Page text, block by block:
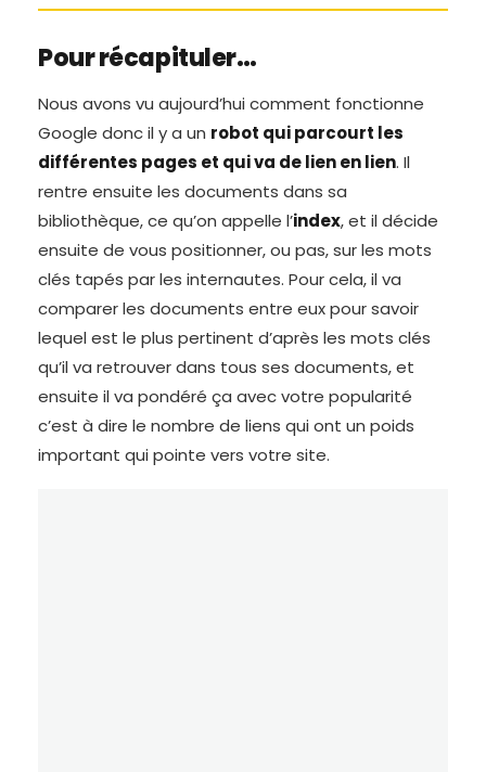
Pour récapituler…
Nous avons vu aujourd’hui comment fonctionne
Google donc il y a un robot qui parcourt les
différentes pages et qui va de lien en lien. Il
rentre ensuite les documents dans sa
bibliothèque, ce qu’on appelle l’index, et il décide
ensuite de vous positionner, ou pas, sur les mots
clés tapés par les internautes. Pour cela, il va
comparer les documents entre eux pour savoir
lequel est le plus pertinent d’après les mots clés
qu’il va retrouver dans tous ses documents, et
ensuite il va pondéré ça avec votre popularité
c’est à dire le nombre de liens qui ont un poids
important qui pointe vers votre site.